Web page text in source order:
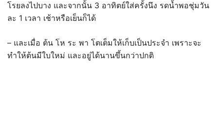
โรยลงไปบาง และจากนั้น 3 อาทิตย์ใส่ครั้งนึง รดน้ำพอชุ่มวัน
ละ 1 เวลา เช้าหรือเย็นก็ได้
– และเมื่อ ต้น โห ระ พา โตเต็มให้เก็บเป็นประจำ เพราะจะ
ทำให้ต้นมีใบใหม่ และอยู่ได้นานขึ้นกว่าปกติ